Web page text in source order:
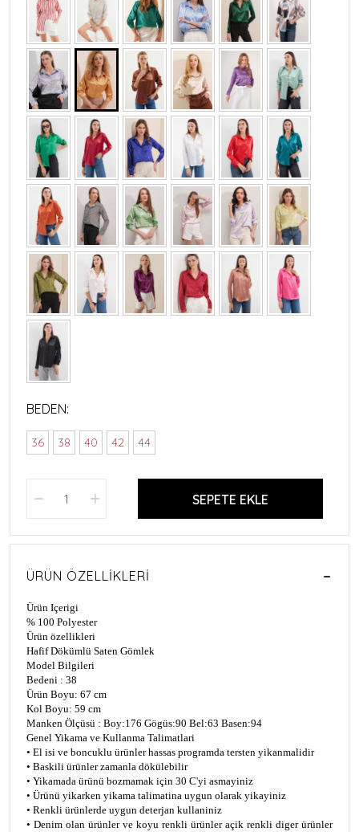
BEDEN:
36 38 40 42 44
SEPETE EKLE
ÜRÜN ÖZELLIKLERI
Ürün Içerigi
% 100 Polyester
Ürün özellikleri
Hafif Dökümlü Saten Gömlek
Model Bilgileri
Bedeni : 38
Ürün Boyu: 67 cm
Kol Boyu: 59 cm
Manken Ölçüsü : Boy:176 Gögüs:90 Bel:63 Basen:94
Genel Yikama ve Kullanma Talimatlari
• El isi ve boncuklu ürünler hassas programda tersten yikanmalidir
• Baskili ürünler zamanla dökülebilir
• Yikamada ürünü bozmamak için 30 C'yi asmayiniz
• Ürünü yikarken yikama talimatina uygun olarak yikayiniz
• Renkli ürünlerde uygun deterjan kullaniniz
• Denim olan ürünler ve koyu renkli ürünler açik renkli diger ürünler